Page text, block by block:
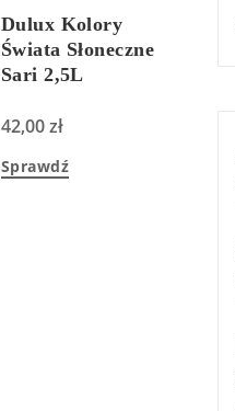
Dulux Kolory
Świata Słoneczne
Sari 2,5L
42,00zł
Sprawdź